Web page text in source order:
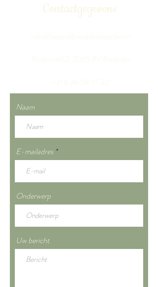
Contactgegevens
info@bedandbreakfastcestlavi.nl
Molenveld 2, 7065 BV Sinderen
+31 6 36 58 97 32
Naam
E-mailadres
Onderwerp
Uw bericht